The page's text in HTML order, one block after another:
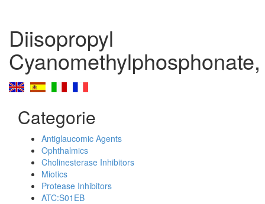
Diisopropyl
Cyanomethylphosphonate,
Categorie
Antiglaucomic Agents
Ophthalmics
Cholinesterase Inhibitors
Miotics
Protease Inhibitors
ATC:S01EB